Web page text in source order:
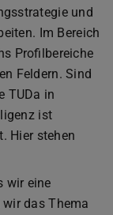
und
Im Bereich
Profilbereiche
Feldern. Sind
TUDa in
ist
Hier stehen
wir eine
das Thema